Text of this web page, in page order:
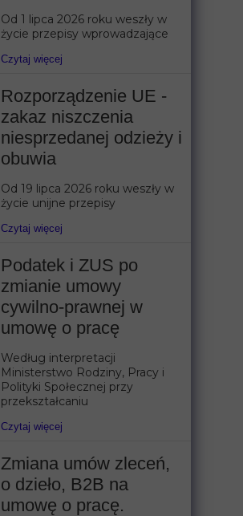
Od 1 lipca 2026 roku weszły w
życie przepisy wprowadzające
Czytaj więcej
Rozporządzenie UE -
zakaz niszczenia
niesprzedanej odzieży i
obuwia
Od 19 lipca 2026 roku weszły w
życie unijne przepisy
Czytaj więcej
Podatek i ZUS po
zmianie umowy
cywilno-prawnej w
umowę o pracę
Według interpretacji
Ministerstwo Rodziny, Pracy i
Polityki Społecznej przy
przekształcaniu
Czytaj więcej
Zmiana umów zleceń,
o dzieło, B2B na
umowę o pracę.